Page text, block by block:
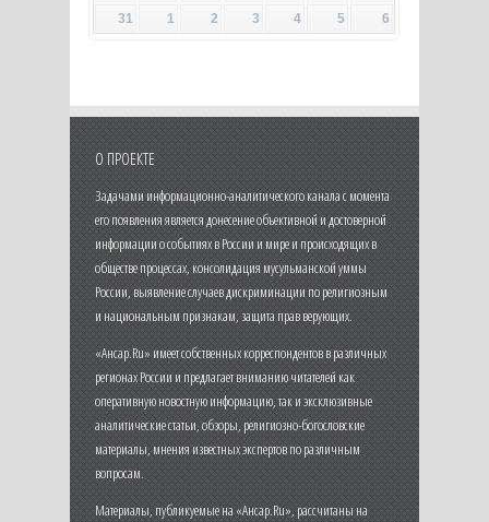
31
1 2 3 4 5 6
О ПРОЕКТЕ
Задачами информационно-аналитического канала с момента
его появления является донесение объективной и достоверной
информации о событиях в России и мире и происходящих в
обществе процессах, консолидация мусульманской уммы
России, выявление случаев дискриминации по религиозным
и национальным признакам, защита прав верующих.
«Ансар.Ru» имеет собственных корреспондентов в различных
регионах России и предлагает вниманию читателей как
оперативную новостную информацию, так и эксклюзивные
аналитические статьи, обзоры, религиозно-богословские
материалы, мнения известных экспертов по различным
вопросам.
Материалы, публикуемые на «Ансар.Ru», рассчитаны на